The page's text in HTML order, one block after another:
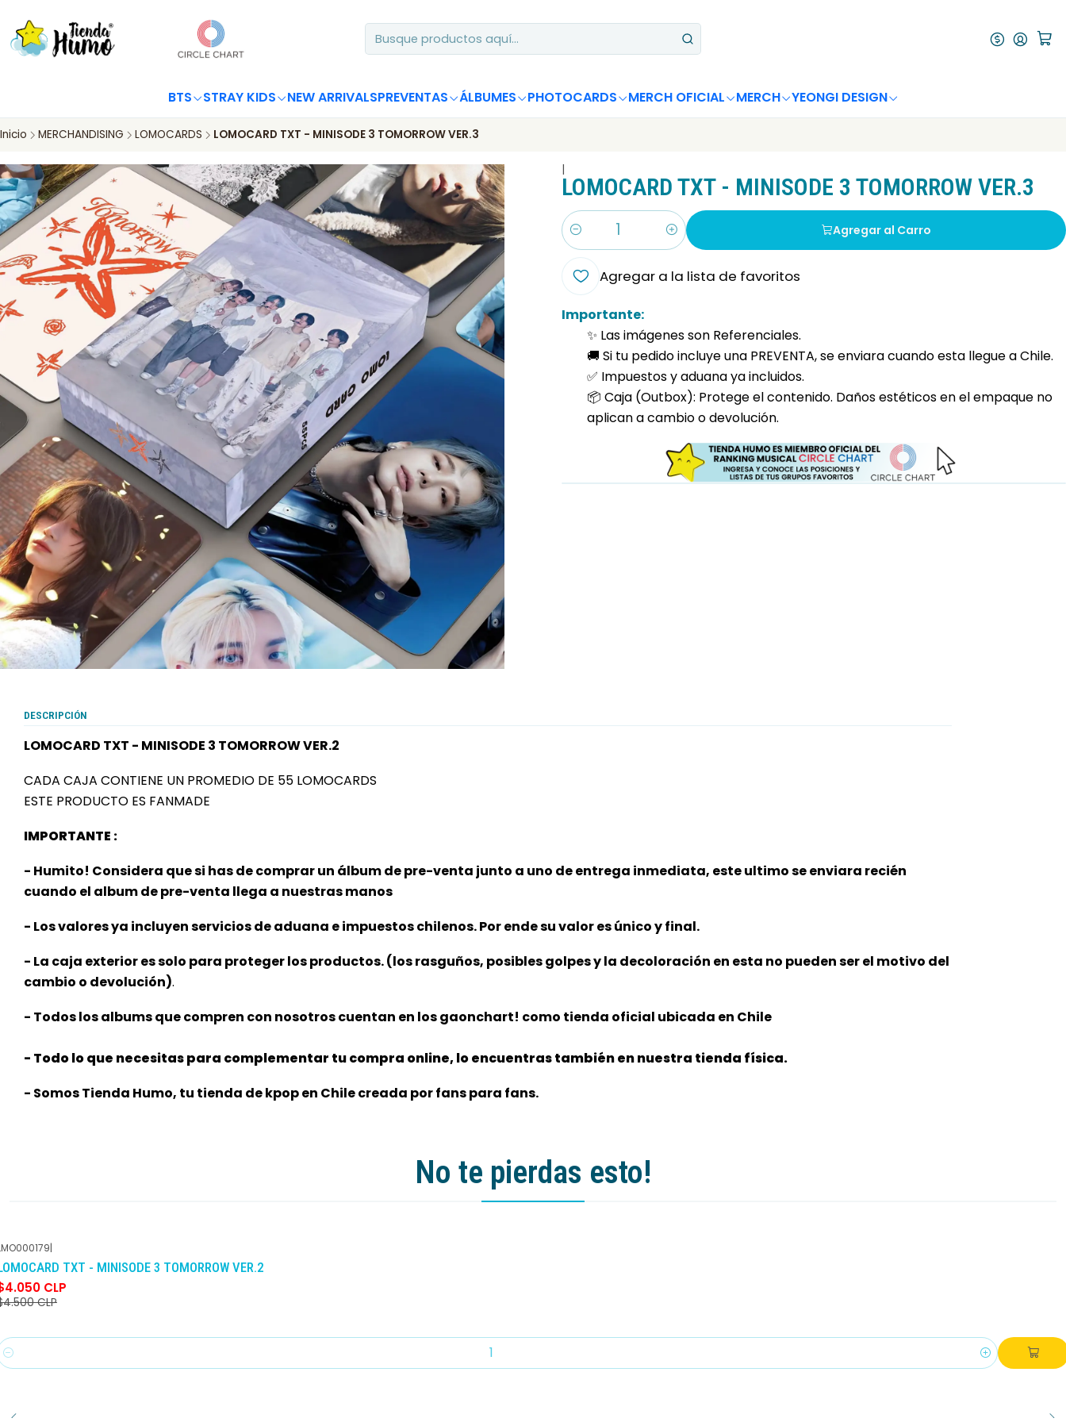
BTS STRAY KIDS NEW ARRIVALSPREVENTAS ÁLBUMES PHOTOCARDS MERCH OFICIAL MERCH YEONGI DESIGN
Inicio MERCHANDISING LOMOCARDS LOMOCARD TXT - MINISODE 3 TOMORROW VER.3
|
LOMOCARD TXT - MINISODE 3 TOMORROW VER.3
Cantidad
Agregar al Carro
Agregar a la lista de favoritos
Importante:
✨ Las imágenes son Referenciales.
🚚 Si tu pedido incluye una PREVENTA, se enviara cuando esta llegue a Chile.
✅ Impuestos y aduana ya incluidos.
📦 Caja (Outbox): Protege el contenido. Daños estéticos en el empaque no
aplican a cambio o devolución.
DESCRIPCIÓN
LOMOCARD TXT - MINISODE 3 TOMORROW VER.2
CADA CAJA CONTIENE UN PROMEDIO DE 55 LOMOCARDS
ESTE PRODUCTO ES FANMADE
IMPORTANTE :
- Humito! Considera que si has de comprar un álbum de pre-venta junto a uno de entrega inmediata, este ultimo se enviara recién
cuando el album de pre-venta llega a nuestras manos
- Los valores ya incluyen servicios de aduana e impuestos chilenos. Por ende su valor es único y final.
- La caja exterior es solo para proteger los productos. (los rasguños, posibles golpes y la decoloración en esta no pueden ser el motivo del
cambio o devolución).
- Todos los albums que compren con nosotros cuentan en los gaonchart! como tienda oficial ubicada en Chile
- Todo lo que necesitas para complementar tu compra online, lo encuentras también en nuestra tienda física.
- Somos Tienda Humo, tu tienda de kpop en Chile creada por fans para fans.
No te pierdas esto!
-10% DCTO
|
TXT - MINISODE 3 TOMORROW VER.2
CLP
CLP